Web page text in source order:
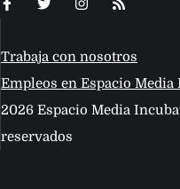
Trabaja con nosotros
Empleos en Espacio
2026 Espacio Media
reservados